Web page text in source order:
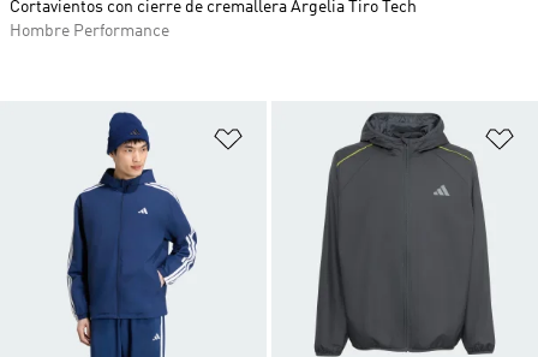
Añadir a la lista de deseos
Cortavientos con cierre de cremallera Argelia Tiro Tech
Hombre Performance